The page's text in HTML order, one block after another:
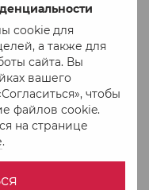
cookie для
а также для
сайта. Вы
вашего
чтобы
файлов cookie.
на странице
.
К сравнению